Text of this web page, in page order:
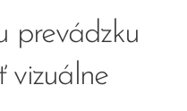
prevádzku
vizuálne